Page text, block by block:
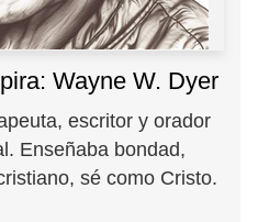
Wayne W. Dyer
escritor y orador
Enseñaba bondad,
sé como Cristo.